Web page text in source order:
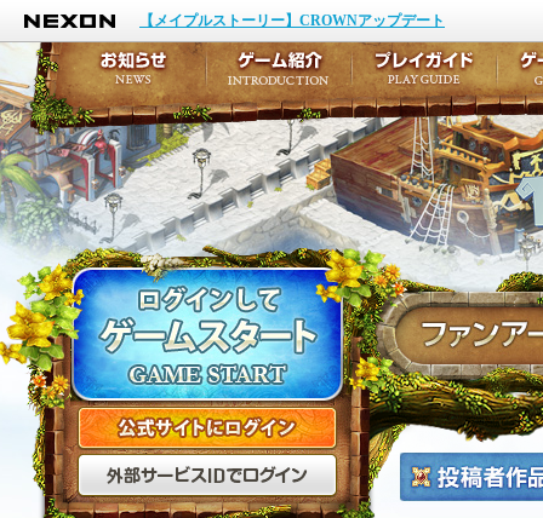
NEXON
【メイプルストーリー】CROWNアップデート
公式サイトにログイン
外部サービスIDでログ
お知らせ
イベント
アップデート
メンテナンス
ゲーム紹介
キャラクター作成
テイルズ初級者講座
ここだけは知ってお